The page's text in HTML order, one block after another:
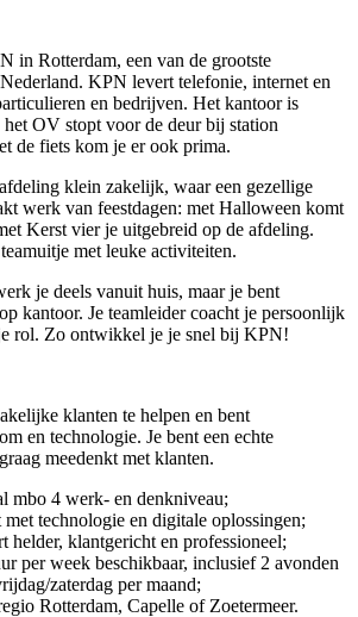
in Rotterdam, een van de grootste
KPN levert telefonie, internet en
en bedrijven. Het kantoor is
OV stopt voor de deur bij station
de fiets kom je er ook prima.
klein zakelijk, waar een gezellige
werk van feestdagen: met Halloween komt
Kerst vier je uitgebreid op de afdeling.
met leuke activiteiten.
je deels vanuit huis, maar je bent
kantoor. Je teamleider coacht je persoonlijk
rol. Zo ontwikkel je je snel bij KPN!
klanten te helpen en bent
en technologie. Je bent een echte
meedenkt met klanten.
mbo 4 werk- en denkniveau;
technologie en digitale oplossingen;
helder, klantgericht en professioneel;
per week beschikbaar, inclusief 2 avonden
zaterdag per maand;
Rotterdam, Capelle of Zoetermeer.